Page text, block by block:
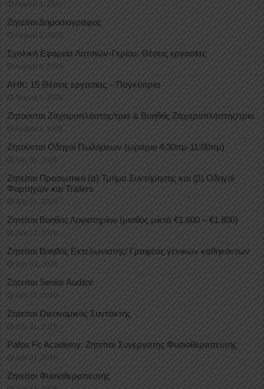
August 3, 2026
Ζητείται Δημοσιογράφος
August 3, 2026
Σχολική Εφορεία Λατσιών-Γερίου: Θέσεις εργασίας
August 3, 2026
ΑΗΚ: 15 Θέσεις εργασίας – Παγκύπρια
August 3, 2026
Ζητούνται Ζαχαροπλάστης/τρια & Βοηθός Ζαχαροπλάστης/τρια
August 1, 2026
Ζητούνται Οδηγοί Πωλήσεων (ωράριο 4:30πμ-11:00πμ)
July 31, 2026
Ζητείται Προσωπικό (α) Τμήμα Συντήρησης και (β) Οδηγοί
Φορτηγών και Trailers
July 31, 2026
Ζητείται Βοηθός Λογιστηρίου (μισθός μικτά €1.600 – €1.800)
July 31, 2026
Ζητείται Βοηθός Εκτελωνιστής/ Γραφέας γενικών καθηκόντων
July 31, 2026
Ζητείται Senior Auditor
July 31, 2026
Ζητείται Οικονομικός Συντάκτης
July 31, 2026
Pafos Fc Academy: Ζητείται Συνεργάτης Φυσιοθεραπευτής
July 31, 2026
Ζητείται Φυσιοθεραπευτής